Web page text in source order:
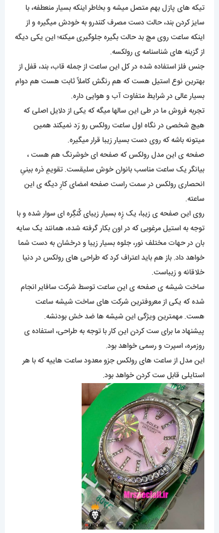
تیکه های پازل بهم متصل میشه و بخاطر اینکه بسیار منعطفه، با
سایز کردن بند، حالت دست مصرف کنندرو به خودش میگیره و از
اینکه ساعت روی مچ بد حالت بگیره جلوگیری میکنه؛ این یکی دیگه
از گزینه های شناسنامه ی رولکسه.
جنس فلز استفاده شده در کل این ساعت از جمله قاب، بند، قفل از
بهترین نوع استیل هست که هم رنگش کاملاً ثابت هست هم دوام
بسیار عالی در شرایط متفاوت آب و هوایی داره.
تجربه فروش ما در طی این سالها میگه که یکی از دلایل اصلی که
هیچ شخصی در نگاه اول ساعت رولکس رو رَد نمیکند همین
میتونه باشه که روی دست بسیار زیبا قرار میگیره.
صفحه ی این مدل رولکس که صفحه ای خوشرنگ هم هست ،
بیانگر یک ساعت مناسب بانوان خوش سلیقست. تقویمِ ذره بینیِ
انحصاری رولکس در سمت راست صفحه امضای کارِ دیگه ی این
ساعته.
روی این صفحه ی زیبا، یک زِه بسیار زیبای کُنگِره ای سوار شده و با
توجه به استیل مرغوبی که در اون بکار گرفته شده، همانند یک سایه
بان در حهات مختلف نور، جلوه بسیار زیبا و درخشان به دست شما
خواهد داد. باز هم باید اعتراف کرد که طراحی های رولکس در دنیا
خلاقانه و زیباست.
ساخت شیشه ی صفحه ی این ساعت توسط شرکت سافایر انجام
شده که یکی از معروفترین شرکت های ساخت شیشه ساعت
هست. مهمترین ویژگی این شیشه ها ضد خش بودنشه.
پیشنهاد ما برای ست کردن این کار با توجه به طراحی، استفاده ی
روزمره، اسپرت و رسمی خواهد بود.
این مدل از ساعت های رولکس جزو معدود ساعت هاییه که با هر
استایلی قابل ست کردن خواهد بود.